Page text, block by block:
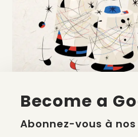
Made in France en 2026 :
à la carte
Become a
Abonnez-vous à